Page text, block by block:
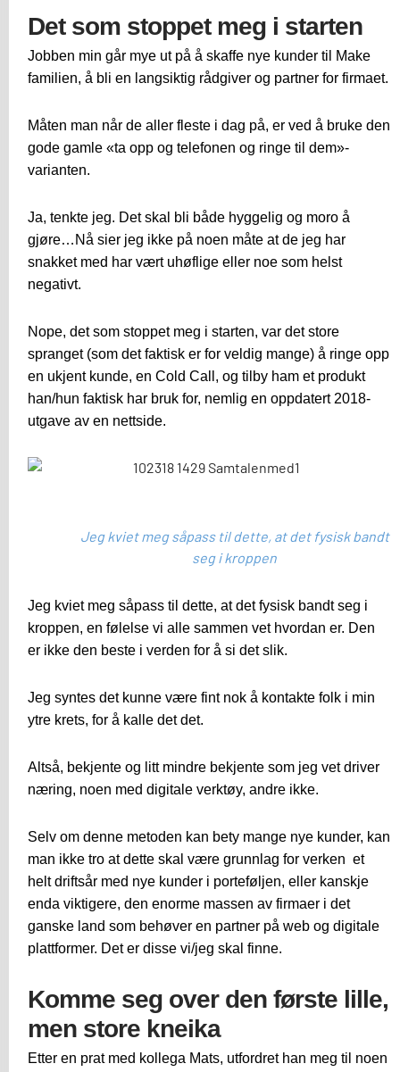
Det som stoppet meg i starten
Jobben min går mye ut på å skaffe nye kunder til Make
familien, å bli en langsiktig rådgiver og partner for firmaet.
Måten man når de aller fleste i dag på, er ved å bruke den
gode gamle «ta opp og telefonen og ringe til dem»-
varianten.
Ja, tenkte jeg. Det skal bli både hyggelig og moro å
gjøre…Nå sier jeg ikke på noen måte at de jeg har
snakket med har vært uhøflige eller noe som helst
negativt.
Nope, det som stoppet meg i starten, var det store
spranget (som det faktisk er for veldig mange) å ringe opp
en ukjent kunde, en Cold Call, og tilby ham et produkt
han/hun faktisk har bruk for, nemlig en oppdatert 2018-
utgave av en nettside.
Jeg kviet meg såpass til dette, at det fysisk bandt
seg i kroppen
Jeg kviet meg såpass til dette, at det fysisk bandt seg i
kroppen, en følelse vi alle sammen vet hvordan er. Den
er ikke den beste i verden for å si det slik.
Jeg syntes det kunne være fint nok å kontakte folk i min
ytre krets, for å kalle det det.
Altså, bekjente og litt mindre bekjente som jeg vet driver
næring, noen med digitale verktøy, andre ikke.
Selv om denne metoden kan bety mange nye kunder, kan
man ikke tro at dette skal være grunnlag for verken et
helt driftsår med nye kunder i porteføljen, eller kanskje
enda viktigere, den enorme massen av firmaer i det
ganske land som behøver en partner på web og digitale
plattformer. Det er disse vi/jeg skal finne.
Komme seg over den første lille,
men store kneika
Etter en prat med kollega Mats, utfordret han meg til noen